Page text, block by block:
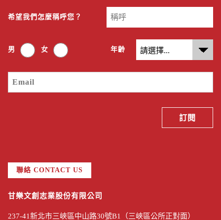
希望我們怎麼稱呼您？
男 女 年齡
聯絡 CONTACT US
甘樂文創志業股份有限公司
237-41新北市三峽區中山路30號B1（三峽區公所正對面）